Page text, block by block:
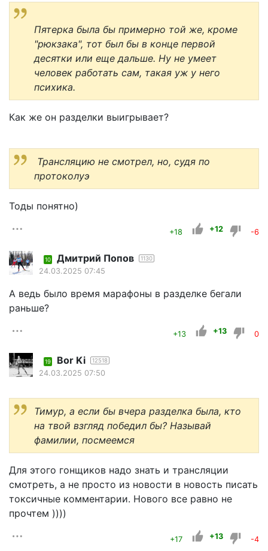
Пятерка была бы примерно той же, кроме
"рюкзака", тот был бы в конце первой
десятки или еще дальше. Ну не умеет
человек работать сам, такая уж у него
психика.
Как же он разделки выигрывает?
Трансляцию не смотрел, но, судя по
протоколуэ
Тоды понятно)
+18 +12 -6
10 Дмитрий Попов 1130
24.03.2025 07:45
А ведь было время марафоны в разделке бегали
раньше?
+13 +13 0
19 Bor Ki 12518
24.03.2025 07:50
Тимур, а если бы вчера разделка была, кто
на твой взгляд победил бы? Называй
фамилии, посмеемся
Для этого гонщиков надо знать и трансляции
смотреть, а не просто из новости в новость писать
токсичные комментарии. Нового все равно не
прочтем ))))
+17 +13 -4